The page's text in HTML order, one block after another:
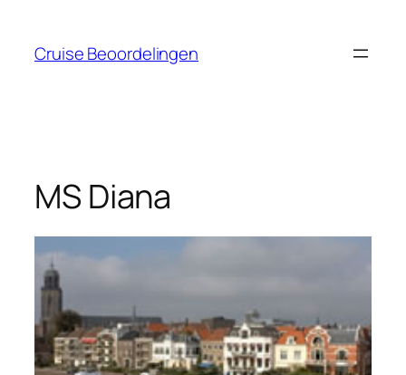
Cruise Beoordelingen
MS Diana